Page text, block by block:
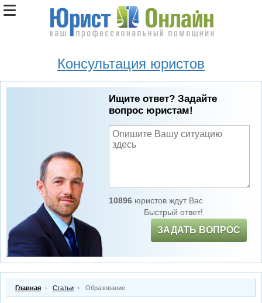
Консультация юристов
Ищите ответ? Задайте
вопрос юристам!
10896юристов ждут Вас
Быстрый ответ!
ЗАДАТЬ ВОПРОС
Главная Статьи Образование